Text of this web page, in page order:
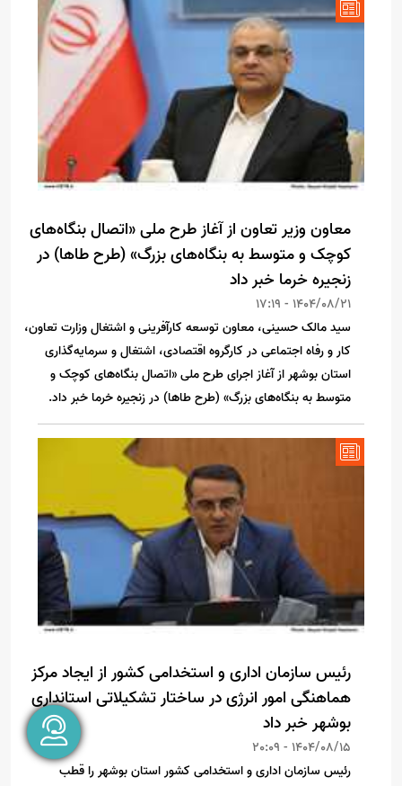
معاون وزیر تعاون از آغاز طرح ملی «اتصال بنگاه‌های
کوچک و متوسط به بنگاه‌های بزرگ» (طرح طاها) در
زنجیره خرما خبر داد
1404/08/21 - 17:19
سید مالک حسینی، معاون توسعه کارآفرینی و اشتغال وزارت تعاون،
کار و رفاه اجتماعی در کارگروه اقتصادی، اشتغال و سرمایه‌گذاری
استان بوشهر از آغاز اجرای طرح ملی «اتصال بنگاه‌های کوچک و
متوسط به بنگاه‌های بزرگ» (طرح طاها) در زنجیره خرما خبر داد.
رئیس سازمان اداری و استخدامی کشور از ایجاد مرکز
هماهنگی امور انرژی در ساختار تشکیلاتی استانداری
بوشهر خبر داد
1404/08/15 - 20:09
رئیس سازمان اداری و استخدامی کشور استان بوشهر را قطب